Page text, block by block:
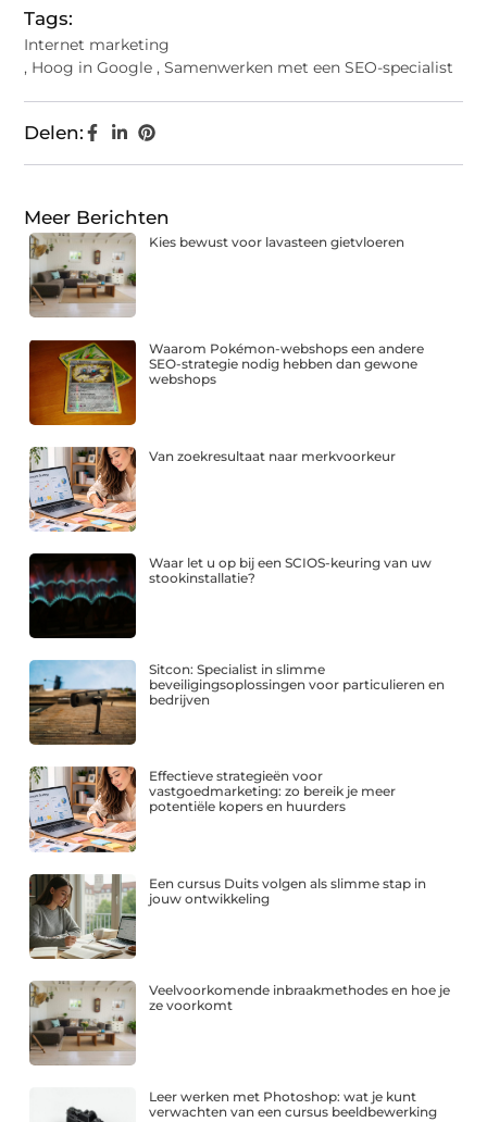
Tags:
Internet marketing
, Hoog in Google ,Samenwerken met een SEO-specialist
Delen:
Meer Berichten
Kies bewust voor lavasteen gietvloeren
Waarom Pokémon-webshops een andere
SEO-strategie nodig hebben dan gewone
webshops
Van zoekresultaat naar merkvoorkeur
Waar let u op bij een SCIOS-keuring van uw
stookinstallatie?
Sitcon: Specialist in slimme
beveiligingsoplossingen voor particulieren en
bedrijven
Effectieve strategieën voor
vastgoedmarketing: zo bereik je meer
potentiële kopers en huurders
Een cursus Duits volgen als slimme stap in
jouw ontwikkeling
Veelvoorkomende inbraakmethodes en hoe je
ze voorkomt
Leer werken met Photoshop: wat je kunt
verwachten van een cursus beeldbewerking